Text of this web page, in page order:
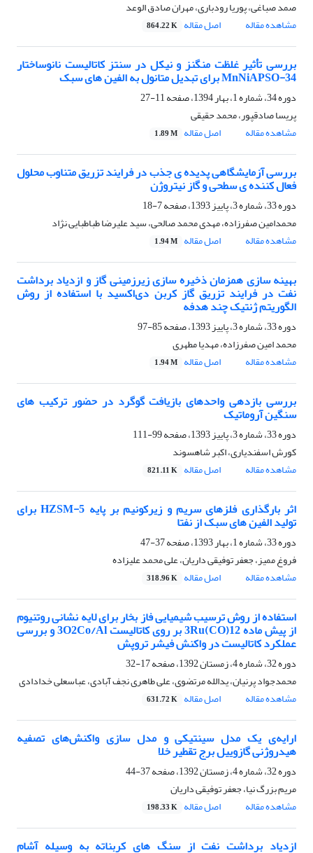
صمد صباغی، پوریا رودباری، مهران صادق الوعد
مشاهده مقاله
اصل مقاله 864.22 K
بررسی تأثیر غلظت منگنز و نیکل در سنتز کاتالیست نانوساختار
MnNiAPSO-34 برای تبدیل متانول به الفین های سبک
دوره 34، شماره 1، بهار 1394، صفحه
11-27
پریسا صادقپور، محمد حقیقی
مشاهده مقاله
اصل مقاله 1.89 M
بررسی آزمایشگاهی پدیده ی جذب در فرایند تزریق متناوب محلول
فعال کننده ی سطحی و گاز نیتروژن
دوره 33، شماره 3، پاییز 1393، صفحه
7-18
محمدامین صفرزاده، مهدی محمد صالحی، سید علیرضا طباطبایی نژاد
مشاهده مقاله
اصل مقاله 1.94 M
بهینه سازی همزمان ذخیره سازی زیرزمینی گاز و ازدیاد برداشت
نفت در فرایند تزریق گاز کربن دی‌اکسید با استفاده از روش
الگوریتم ژنتیک چند هدفه
دوره 33، شماره 3، پاییز 1393، صفحه
85-97
محمد امین صفرزاده، مهدیا مطهری
مشاهده مقاله
اصل مقاله 1.94 M
بررسی بازدهی واحدهای بازیافت گوگرد در حضور ترکیب های
سنگین آروماتیک
دوره 33، شماره 3، پاییز 1393، صفحه
99-111
کورش اسفندیاری، اکبر شاهسوند
مشاهده مقاله
اصل مقاله 821.11 K
اثر بارگذاری فلزهای سریم و زیرکونیم بر پایه HZSM-5 برای
تولید الفین های سبک از نفتا
دوره 33، شماره 1، بهار 1393، صفحه
37-47
فروغ ممیز، جعفر توفیقی داریان، علی محمد علیزاده
مشاهده مقاله
اصل مقاله 318.96 K
استفاده از روش ترسیب شیمیایی فاز بخار برای لایه نشانی روتنیوم
از پیش ماده 12(CO)3Ru بر روی کاتالیست 3O2Co/Al و بررسی
عملکرد کاتالیست در واکنش فیشر تروپش
دوره 32، شماره 4، زمستان 1392، صفحه
17-32
محمدجواد پرنیان، یدالله مرتضوی، علی طاهری نجف آبادی، عباسعلی خدادادی
مشاهده مقاله
اصل مقاله 631.72 K
ارایه‌ی یک مدل سینتیکی و مدل‌ سازی واکنش‌های تصفیه
هیدروژنی گازوییل برج تقطیر خلا
دوره 32، شماره 4، زمستان 1392، صفحه
37-44
مریم بزرگ نیا، جعفر توفیقی داریان
مشاهده مقاله
اصل مقاله 198.33 K
ازدیاد برداشت نفت از سنگ های کربناته به وسیله آشام